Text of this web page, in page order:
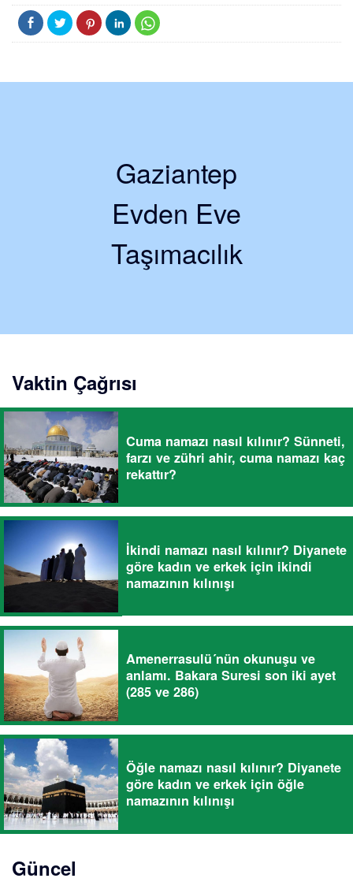
Gaziantep
Evden Eve
Taşımacılık
Vaktin Çağrısı
Cuma namazı nasıl kılınır? Sünneti,
farzı ve zühri ahir, cuma namazı kaç
rekattır?
İkindi namazı nasıl kılınır? Diyanete
göre kadın ve erkek için ikindi
namazının kılınışı
Amenerrasulü´nün okunuşu ve
anlamı. Bakara Suresi son iki ayet
(285 ve 286)
Öğle namazı nasıl kılınır? Diyanete
göre kadın ve erkek için öğle
namazının kılınışı
Güncel